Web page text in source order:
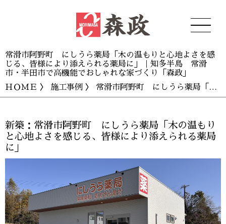
常滑市阿野町 にしうら薬局「木の温もりと心地よさを感
じる、皆様により添えられる薬局に」｜知多半島 常滑
市・半田市で高機能でおしゃれな家づくり「森政」
ＨＯＭＥ 〉 施工事例 〉 常滑市阿野町 にしうら薬局「木の温もりと心地よさを感じる、皆様により添えられる薬局に」
新築：常滑市阿野町 にしうら薬局「木の温もり
と心地よさを感じる、皆様により添えられる薬局
に」